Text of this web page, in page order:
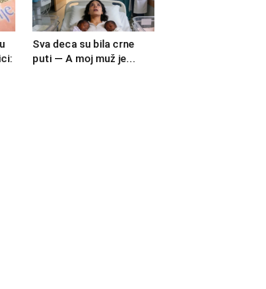
Sva deca su bila crne
puti — A moj muž je...